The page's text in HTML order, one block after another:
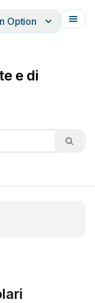
Option
e di